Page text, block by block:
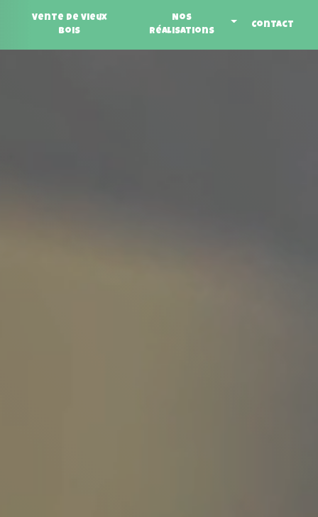
Vente de vieux
bois
Nos
réalisations
Contact